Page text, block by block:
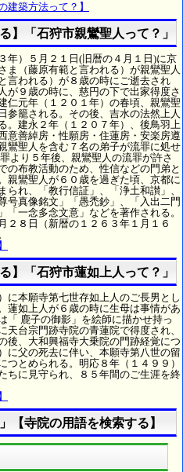
建築方法って？】
】「石狩市親鸞聖人って？」
年）５月２１日(旧暦の４月１日)に京
ま（藤原有範と言われる）が親鸞聖人
言われる）が８歳の時にご逝去され
が９歳の時に、慈円の下で出家得度さ
仁元年（１２０１年）の春頃、親鸞聖
参籠される。その後、吉水の法然上人
。建永２年（１２０７年）、後鳥羽上
意善綽房・性願房・住蓮房・安楽房遵
鸞聖人を含む７名の弟子が流罪に処せ
より５年後、親鸞聖人の流罪が許さ
の布教活動のため、性信などの門弟と
親鸞聖人が６０歳を過ぎた頃、京都に
れ、「教行信証」、「浄土和讃」、
号真像銘文」「愚禿鈔」、「入出二門
一念多念文意」などを著作される。
２８日（新暦の１２６３年１月１６
】「石狩市蓮如上人って？」
に本願寺第七世存如上人のご長男とし
蓮如上人が６歳の時に生母は事情があ
「 鹿子の御影」を絵師に描かせ持っ
台宗門跡寺院の青蓮院で得度され、
後、大和興福寺大乗院の門跡経覚につ
に父の死去に伴い、本願寺第八世の留
とめられる。明応８年（１４９９）
ちに見守られ、８５年間のご生涯を終
【寺院の用語を検索する】